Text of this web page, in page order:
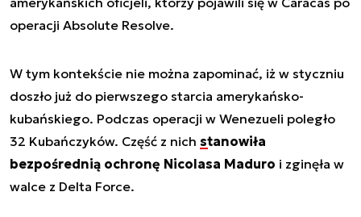
operacji Absolute Resolve.
W tym kontekście nie można zapominać, iż w styczniu
doszło już do pierwszego starcia amerykańsko-
kubańskiego. Podczas operacji w Wenezueli poległo
32 Kubańczyków. Część z nich stanowiła
bezpośrednią ochronę Nicolasa Maduro i zginęła w
walce z Delta Force.